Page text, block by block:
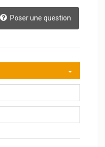
Poser une question